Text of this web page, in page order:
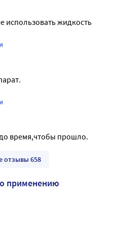
использовать жидкость
время,чтобы прошло.
отзывы 658
применению